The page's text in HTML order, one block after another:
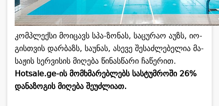
კომ­პლექ­სი მო­ი­ცავს სპა-ზო­ნას, სა­ცუ­რაო აუზს, იო­
გის­თვის დარ­ბაზს, სა­უ­ნას, ასე­ვე შე­საძ­ლე­ბე­ლია მა­
სა­ჟის სერ­ვი­სის მი­ღე­ბა წი­ნას­წა­რი ჩა­წე­რით.
Hotsale.ge-ის მომ­ხმა­რებ­ლებს სას­ტუმ­რო­ში 26%
და­ნა­ზო­გის მი­ღე­ბა შე­უძ­ლი­ათ.